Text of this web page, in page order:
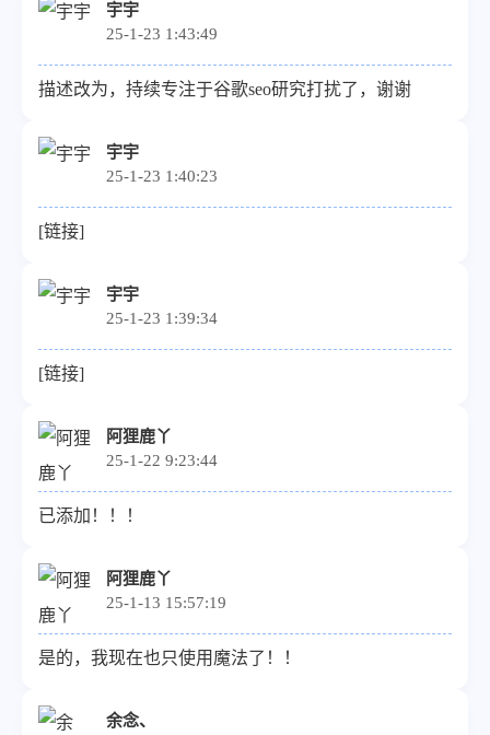
宇宇
25-1-23 1:43:49
描述改为，持续专注于谷歌seo研究打扰了，谢谢
宇宇
25-1-23 1:40:23
[链接]
宇宇
25-1-23 1:39:34
[链接]
阿狸鹿丫
25-1-22 9:23:44
已添加！！！
阿狸鹿丫
25-1-13 15:57:19
是的，我现在也只使用魔法了！！
余念、